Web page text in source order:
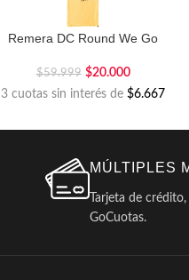
Remera DC Round We Go
$59.999 $20.000
3 cuotas sin interés de$6.667
MÚLTIPLES
Tarjeta de
GoCuotas.